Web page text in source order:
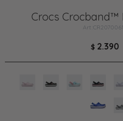
Crocs Crocband™
$ 2.390